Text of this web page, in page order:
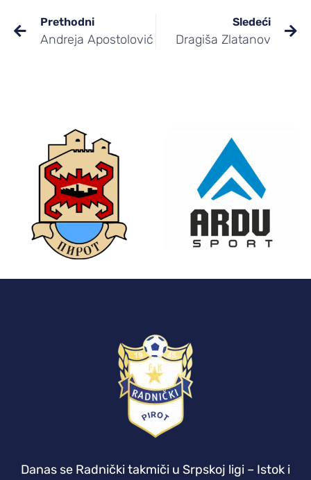
Prethodni
Andreja Apostolović
Sledeći
Dragiša Zlatanov
Danas se Radnički takmiči u Srpskoj ligi – Istok i